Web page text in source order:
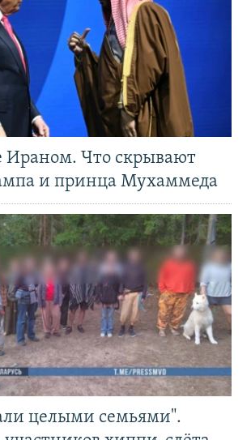
Ираном. Что скрывают
и принца Мухаммеда
целыми семьями".